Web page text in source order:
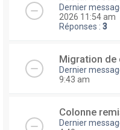
Dernier
2026 11:54 am
Réponses : 3
Migration de
Dernier
9:43 am
Colonne
Dernier